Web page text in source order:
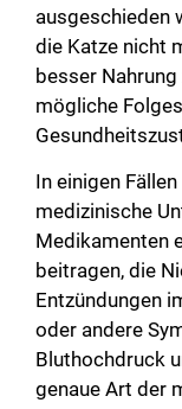
ausgeschieden
die Katze nicht
besser
mögliche
In einigen
medizinische
Medikamenten
beitragen, die
Entzündungen
oder andere
Bluthochdruck
genaue Art der